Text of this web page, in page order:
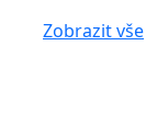
Zobrazit vše